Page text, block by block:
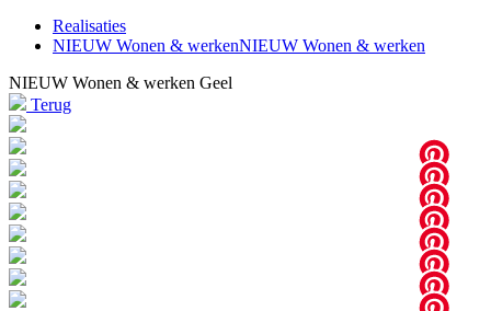
Realisaties
NIEUW Wonen & werkenNIEUW Wonen & werken
NIEUW Wonen & werken Geel
Terug